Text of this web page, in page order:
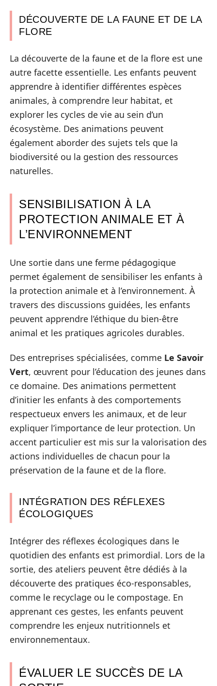
DÉCOUVERTE DE LA FAUNE ET DE LA
FLORE
La découverte de la faune et de la flore est une
autre facette essentielle. Les enfants peuvent
apprendre à identifier différentes espèces
animales, à comprendre leur habitat, et
explorer les cycles de vie au sein d’un
écosystème. Des animations peuvent
également aborder des sujets tels que la
biodiversité ou la gestion des ressources
naturelles.
SENSIBILISATION À LA
PROTECTION ANIMALE ET À
L’ENVIRONNEMENT
Une sortie dans une ferme pédagogique
permet également de sensibiliser les enfants à
la protection animale et à l’environnement. À
travers des discussions guidées, les enfants
peuvent apprendre l’éthique du bien-être
animal et les pratiques agricoles durables.
Des entreprises spécialisées, comme Le Savoir
Vert, œuvrent pour l’éducation des jeunes dans
ce domaine. Des animations permettent
d’initier les enfants à des comportements
respectueux envers les animaux, et de leur
expliquer l’importance de leur protection. Un
accent particulier est mis sur la valorisation des
actions individuelles de chacun pour la
préservation de la faune et de la flore.
INTÉGRATION DES RÉFLEXES
ÉCOLOGIQUES
Intégrer des réflexes écologiques dans le
quotidien des enfants est primordial. Lors de la
sortie, des ateliers peuvent être dédiés à la
découverte des pratiques éco-responsables,
comme le recyclage ou le compostage. En
apprenant ces gestes, les enfants peuvent
comprendre les enjeux nutritionnels et
environnementaux.
ÉVALUER LE SUCCÈS DE LA